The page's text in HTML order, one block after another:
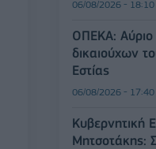
06/08/2026 - 18:10
ΟΠΕΚΑ:
δικαιούχων
Εστίας
06/08/2026 - 17:40
Κυβερνητική
Μητσοτάκης: